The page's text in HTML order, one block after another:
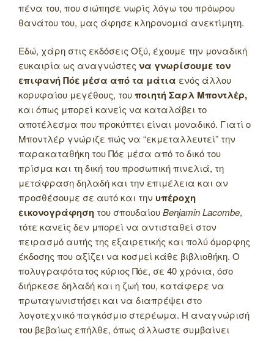
πένα του, που σιώπησε νωρίς λόγω του πρόωρου
θανάτου του, μας άφησε κληρονομιά ανεκτίμητη.
Εδώ, χάρη στις εκδόσεις Οξύ, έχουμε την μοναδική
ευκαιρία ως αναγνώστες να γνωρίσουμε τον
επιφανή Πόε μέσα από τα μάτια ενός άλλου
κορυφαίου μεγέθους, τουποιητή Σαρλ Μποντλέρ,
και όπως μπορεί κανείς να καταλάβει το
αποτέλεσμα που προκύπτει είναι μοναδικό. Γιατί ο
Μποντλέρ γνώριζε πώς να “εκμεταλλευτεί” την
παρακαταθήκη του Πόε μέσα από το δικό του
πρίσμα και τη δική του προσωπική πινελιά, τη
μετάφραση δηλαδή και την επιμέλεια και αν
προσθέσουμε σε αυτό και την υπέροχη
εικονογράφηση του σπουδαίουBenjamin Lacombe,
τότε κανείς δεν μπορεί να αντισταθεί στον
πειρασμό αυτής της εξαιρετικής και πολύ όμορφης
έκδοσης που αξίζει να κοσμεί κάθε βιβλιοθήκη. Ο
πολυγραφότατος κύριος Πόε, σε 40 χρόνια, όσο
διήρκεσε δηλαδή και η ζωή του, κατάφερε να
πρωταγωνιστήσει και να διαπρέψει στο
λογοτεχνικό παγκόσμιο στερέωμα. Η αναγνώρισή
του βεβαίως επήλθε, όπως άλλωστε συμβαίνει